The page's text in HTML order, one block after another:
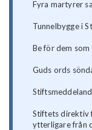
Fyra martyrer
Tunnelbygge i
Be för dem
Guds ords
Stiftets direktiv
ytterligare från